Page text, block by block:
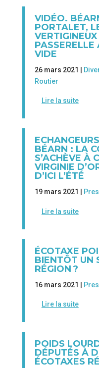
VIDÉO.
PORTALET,
VERTIGINEUX
PASSERELLE
VIDE
26 mars 2021 |
Routier
Lire la suite
BÉARN : LA
S’ACHÈVE À
VIRGINIE
D’ICI L’ÉTÉ
19 mars 2021 |
Lire la suite
ÉCOTAXE
BIENTÔT UN
RÉGION ?
16 mars 2021 |
Lire la suite
POIDS
DÉPUTÉS À
ÉCOTAXES